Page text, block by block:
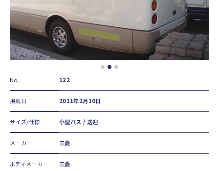
No. 122
掲載日 2011年2月10日
サイズ/仕様 小型バス / 送迎
メーカー 三菱
ボディメーカー 三菱